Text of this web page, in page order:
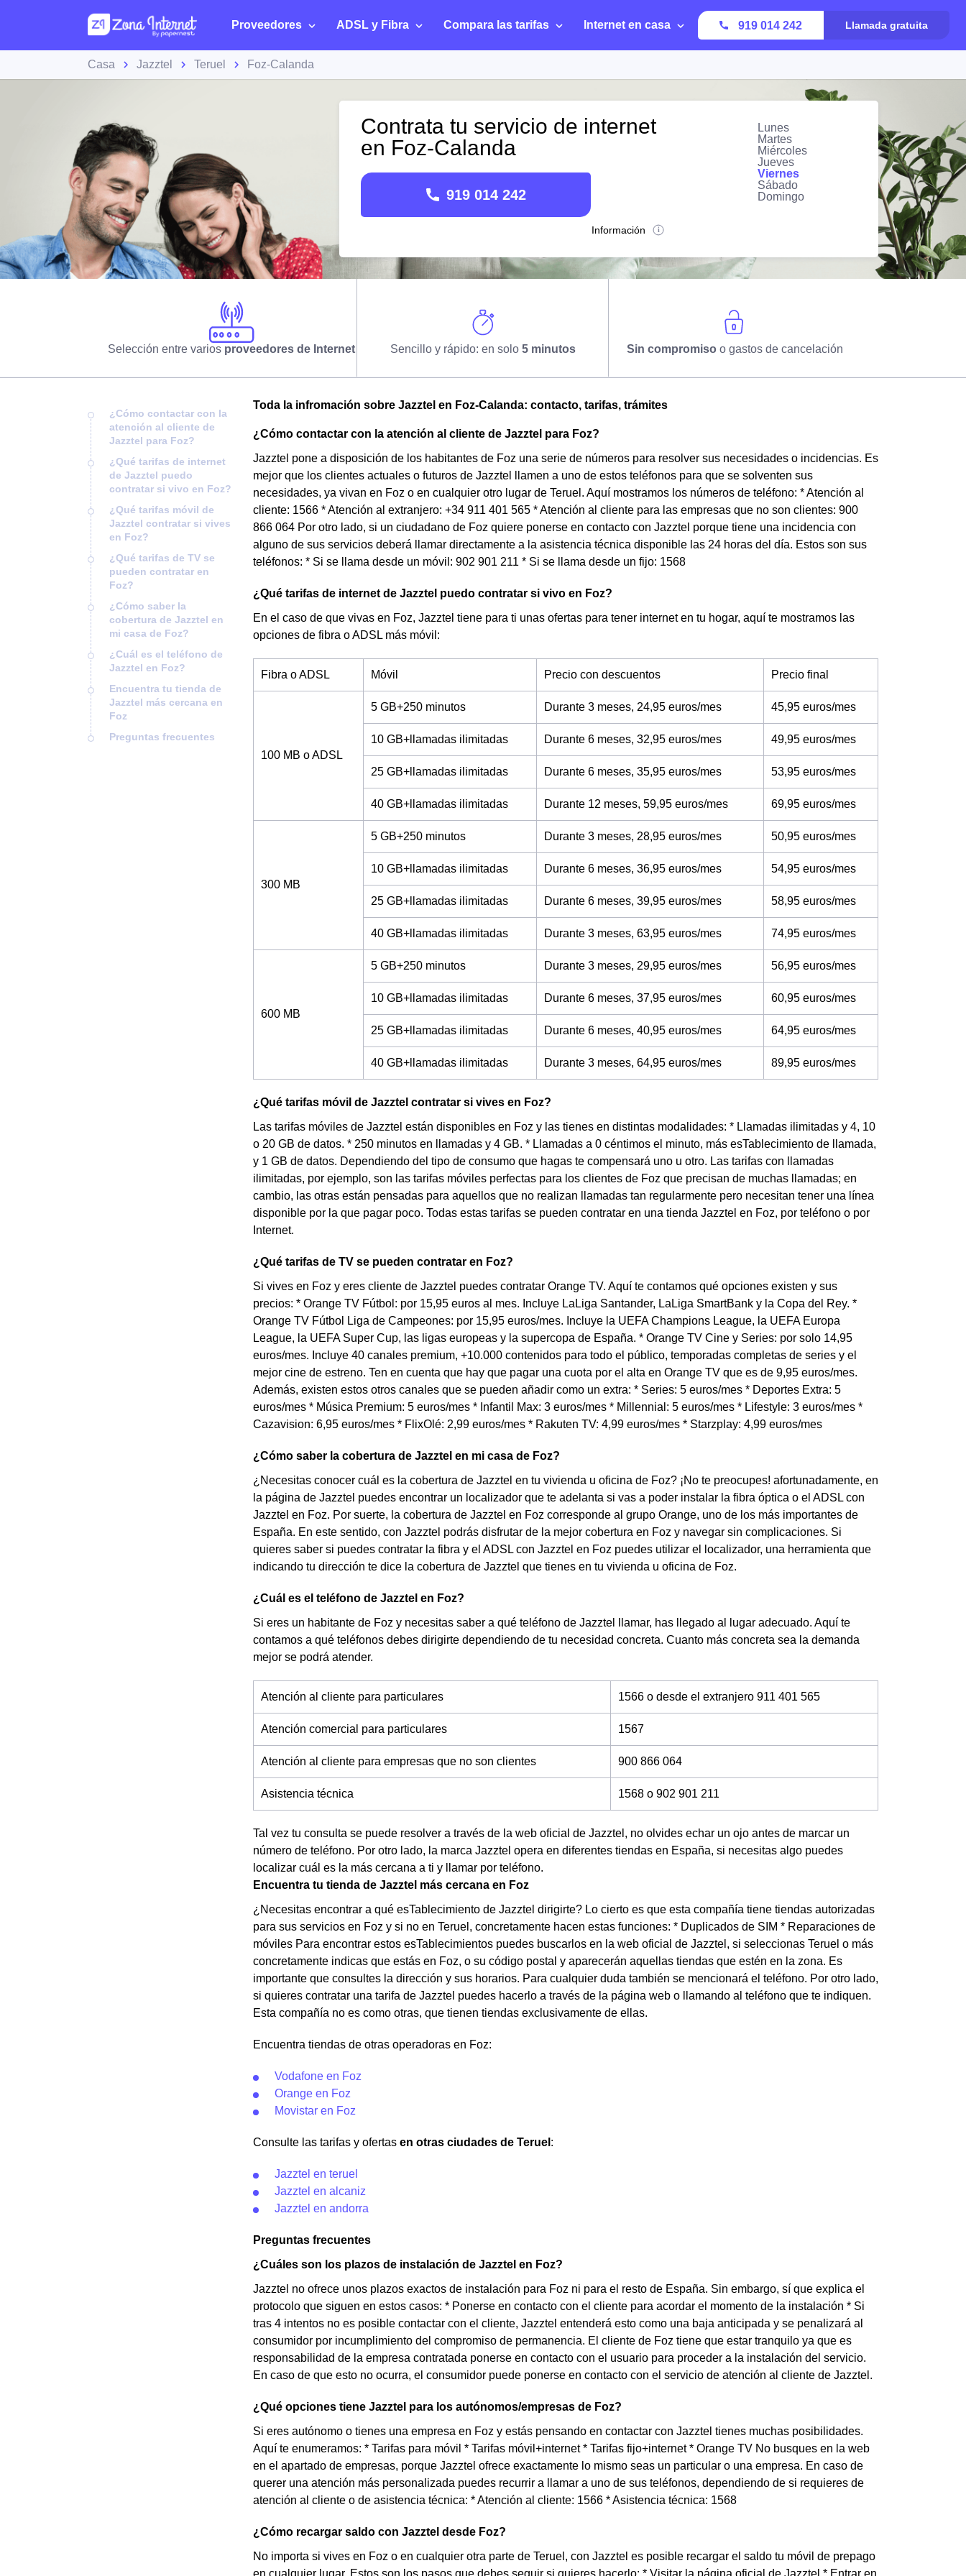
Proveedores ADSL y Fibra Compara las tarifas Internet en casa 919 014 242 Llamada gratuita
Casa Jazztel Teruel Foz-Calanda
Contrata tu servicio de internet
en Foz-Calanda
919 014 242
Información
Lunes
Martes
Miércoles
Jueves
Viernes
Sábado
Domingo
Selección entre varios proveedores de Internet Sencillo y rápido: en solo 5 minutos Sin compromiso o gastos de cancelación
¿Cómo contactar con la
atención al cliente de
Jazztel para Foz?
¿Qué tarifas de internet
de Jazztel puedo
contratar si vivo en Foz?
¿Qué tarifas móvil de
Jazztel contratar si vives
en Foz?
¿Qué tarifas de TV se
pueden contratar en
Foz?
¿Cómo saber la
cobertura de Jazztel en
mi casa de Foz?
¿Cuál es el teléfono de
Jazztel en Foz?
Encuentra tu tienda de
Jazztel más cercana en
Foz
Preguntas frecuentes
Toda la infromación sobre Jazztel en Foz-Calanda: contacto, tarifas, trámites
¿Cómo contactar con la atención al cliente de Jazztel para Foz?
Jazztel pone a disposición de los habitantes de Foz una serie de números para resolver sus necesidades o incidencias. Es
mejor que los clientes actuales o futuros de Jazztel llamen a uno de estos teléfonos para que se solventen sus
necesidades, ya vivan en Foz o en cualquier otro lugar de Teruel. Aquí mostramos los números de teléfono: * Atención al
cliente: 1566 * Atención al extranjero: +34 911 401 565 * Atención al cliente para las empresas que no son clientes: 900
866 064 Por otro lado, si un ciudadano de Foz quiere ponerse en contacto con Jazztel porque tiene una incidencia con
alguno de sus servicios deberá llamar directamente a la asistencia técnica disponible las 24 horas del día. Estos son sus
teléfonos: * Si se llama desde un móvil: 902 901 211 * Si se llama desde un fijo: 1568
¿Qué tarifas de internet de Jazztel puedo contratar si vivo en Foz?
En el caso de que vivas en Foz, Jazztel tiene para ti unas ofertas para tener internet en tu hogar, aquí te mostramos las
opciones de fibra o ADSL más móvil:
Fibra o ADSL Móvil Precio con descuentos Precio final
100 MB o ADSL
5 GB+250 minutos Durante 3 meses, 24,95 euros/mes 45,95 euros/mes
10 GB+llamadas ilimitadas Durante 6 meses, 32,95 euros/mes 49,95 euros/mes
25 GB+llamadas ilimitadas Durante 6 meses, 35,95 euros/mes 53,95 euros/mes
40 GB+llamadas ilimitadas Durante 12 meses, 59,95 euros/mes 69,95 euros/mes
300 MB
5 GB+250 minutos Durante 3 meses, 28,95 euros/mes 50,95 euros/mes
10 GB+llamadas ilimitadas Durante 6 meses, 36,95 euros/mes 54,95 euros/mes
25 GB+llamadas ilimitadas Durante 6 meses, 39,95 euros/mes 58,95 euros/mes
40 GB+llamadas ilimitadas Durante 3 meses, 63,95 euros/mes 74,95 euros/mes
600 MB
5 GB+250 minutos Durante 3 meses, 29,95 euros/mes 56,95 euros/mes
10 GB+llamadas ilimitadas Durante 6 meses, 37,95 euros/mes 60,95 euros/mes
25 GB+llamadas ilimitadas Durante 6 meses, 40,95 euros/mes 64,95 euros/mes
40 GB+llamadas ilimitadas Durante 3 meses, 64,95 euros/mes 89,95 euros/mes
¿Qué tarifas móvil de Jazztel contratar si vives en Foz?
Las tarifas móviles de Jazztel están disponibles en Foz y las tienes en distintas modalidades: * Llamadas ilimitadas y 4, 10
o 20 GB de datos. * 250 minutos en llamadas y 4 GB. * Llamadas a 0 céntimos el minuto, más esTablecimiento de llamada,
y 1 GB de datos. Dependiendo del tipo de consumo que hagas te compensará uno u otro. Las tarifas con llamadas
ilimitadas, por ejemplo, son las tarifas móviles perfectas para los clientes de Foz que precisan de muchas llamadas; en
cambio, las otras están pensadas para aquellos que no realizan llamadas tan regularmente pero necesitan tener una línea
disponible por la que pagar poco. Todas estas tarifas se pueden contratar en una tienda Jazztel en Foz, por teléfono o por
Internet.
¿Qué tarifas de TV se pueden contratar en Foz?
Si vives en Foz y eres cliente de Jazztel puedes contratar Orange TV. Aquí te contamos qué opciones existen y sus
precios: * Orange TV Fútbol: por 15,95 euros al mes. Incluye LaLiga Santander, LaLiga SmartBank y la Copa del Rey. *
Orange TV Fútbol Liga de Campeones: por 15,95 euros/mes. Incluye la UEFA Champions League, la UEFA Europa
League, la UEFA Super Cup, las ligas europeas y la supercopa de España. * Orange TV Cine y Series: por solo 14,95
euros/mes. Incluye 40 canales premium, +10.000 contenidos para todo el público, temporadas completas de series y el
mejor cine de estreno. Ten en cuenta que hay que pagar una cuota por el alta en Orange TV que es de 9,95 euros/mes.
Además, existen estos otros canales que se pueden añadir como un extra: * Series: 5 euros/mes * Deportes Extra: 5
euros/mes * Música Premium: 5 euros/mes * Infantil Max: 3 euros/mes * Millennial: 5 euros/mes * Lifestyle: 3 euros/mes *
Cazavision: 6,95 euros/mes * FlixOlé: 2,99 euros/mes * Rakuten TV: 4,99 euros/mes * Starzplay: 4,99 euros/mes
¿Cómo saber la cobertura de Jazztel en mi casa de Foz?
¿Necesitas conocer cuál es la cobertura de Jazztel en tu vivienda u oficina de Foz? ¡No te preocupes! afortunadamente, en
la página de Jazztel puedes encontrar un localizador que te adelanta si vas a poder instalar la fibra óptica o el ADSL con
Jazztel en Foz. Por suerte, la cobertura de Jazztel en Foz corresponde al grupo Orange, uno de los más importantes de
España. En este sentido, con Jazztel podrás disfrutar de la mejor cobertura en Foz y navegar sin complicaciones. Si
quieres saber si puedes contratar la fibra y el ADSL con Jazztel en Foz puedes utilizar el localizador, una herramienta que
indicando tu dirección te dice la cobertura de Jazztel que tienes en tu vivienda u oficina de Foz.
¿Cuál es el teléfono de Jazztel en Foz?
Si eres un habitante de Foz y necesitas saber a qué teléfono de Jazztel llamar, has llegado al lugar adecuado. Aquí te
contamos a qué teléfonos debes dirigirte dependiendo de tu necesidad concreta. Cuanto más concreta sea la demanda
mejor se podrá atender.
Atención al cliente para particulares 1566 o desde el extranjero 911 401 565
Atención comercial para particulares 1567
Atención al cliente para empresas que no son clientes 900 866 064
Asistencia técnica 1568 o 902 901 211
Tal vez tu consulta se puede resolver a través de la web oficial de Jazztel, no olvides echar un ojo antes de marcar un
número de teléfono. Por otro lado, la marca Jazztel opera en diferentes tiendas en España, si necesitas algo puedes
localizar cuál es la más cercana a ti y llamar por teléfono.
Encuentra tu tienda de Jazztel más cercana en Foz
¿Necesitas encontrar a qué esTablecimiento de Jazztel dirigirte? Lo cierto es que esta compañía tiene tiendas autorizadas
para sus servicios en Foz y si no en Teruel, concretamente hacen estas funciones: * Duplicados de SIM * Reparaciones de
móviles Para encontrar estos esTablecimientos puedes buscarlos en la web oficial de Jazztel, si seleccionas Teruel o más
concretamente indicas que estás en Foz, o su código postal y aparecerán aquellas tiendas que estén en la zona. Es
importante que consultes la dirección y sus horarios. Para cualquier duda también se mencionará el teléfono. Por otro lado,
si quieres contratar una tarifa de Jazztel puedes hacerlo a través de la página web o llamando al teléfono que te indiquen.
Esta compañía no es como otras, que tienen tiendas exclusivamente de ellas.
Encuentra tiendas de otras operadoras en Foz:
Vodafone en Foz
Orange en Foz
Movistar en Foz
Consulte las tarifas y ofertas en otras ciudades de Teruel :
Jazztel en teruel
Jazztel en alcaniz
Jazztel en andorra
Preguntas frecuentes
¿Cuáles son los plazos de instalación de Jazztel en Foz?
Jazztel no ofrece unos plazos exactos de instalación para Foz ni para el resto de España. Sin embargo, sí que explica el
protocolo que siguen en estos casos: * Ponerse en contacto con el cliente para acordar el momento de la instalación * Si
tras 4 intentos no es posible contactar con el cliente, Jazztel entenderá esto como una baja anticipada y se penalizará al
consumidor por incumplimiento del compromiso de permanencia. El cliente de Foz tiene que estar tranquilo ya que es
responsabilidad de la empresa contratada ponerse en contacto con el usuario para proceder a la instalación del servicio.
En caso de que esto no ocurra, el consumidor puede ponerse en contacto con el servicio de atención al cliente de Jazztel.
¿Qué opciones tiene Jazztel para los autónomos/empresas de Foz?
Si eres autónomo o tienes una empresa en Foz y estás pensando en contactar con Jazztel tienes muchas posibilidades.
Aquí te enumeramos: * Tarifas para móvil * Tarifas móvil+internet * Tarifas fijo+internet * Orange TV No busques en la web
en el apartado de empresas, porque Jazztel ofrece exactamente lo mismo seas un particular o una empresa. En caso de
querer una atención más personalizada puedes recurrir a llamar a uno de sus teléfonos, dependiendo de si requieres de
atención al cliente o de asistencia técnica: * Atención al cliente: 1566 * Asistencia técnica: 1568
¿Cómo recargar saldo con Jazztel desde Foz?
No importa si vives en Foz o en cualquier otra parte de Teruel, con Jazztel es posible recargar el saldo tu móvil de prepago
en cualquier lugar. Estos son los pasos que debes seguir si quieres hacerlo: * Visitar la página oficial de Jazztel * Entrar en